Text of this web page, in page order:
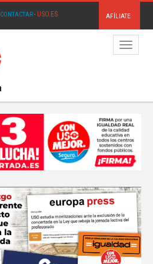
CONTACTAR· USO.ES AFÍLIATE
Menú